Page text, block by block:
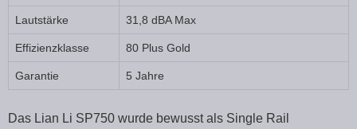
Lautstärke 31,8 dBA Max
Effizienzklasse 80 Plus Gold
Garantie 5 Jahre
Das Lian Li SP750 wurde bewusst als Single Rail